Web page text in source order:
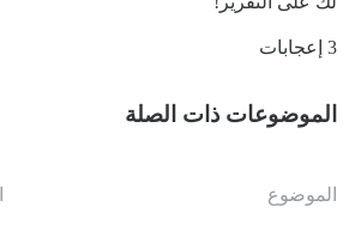
3 إعجابات
الموضوعات ذات الصلة
الموضوع